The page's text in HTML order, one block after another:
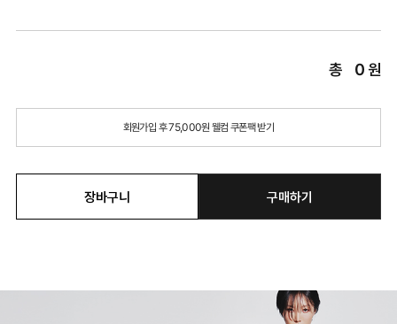
총 0원
회원가입 후 75,000원 웰컴 쿠폰팩 받기
장바구니 구매하기